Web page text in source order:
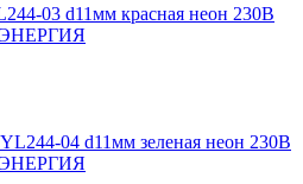
03 d11мм красная неон 230В
ЭНЕРГИЯ